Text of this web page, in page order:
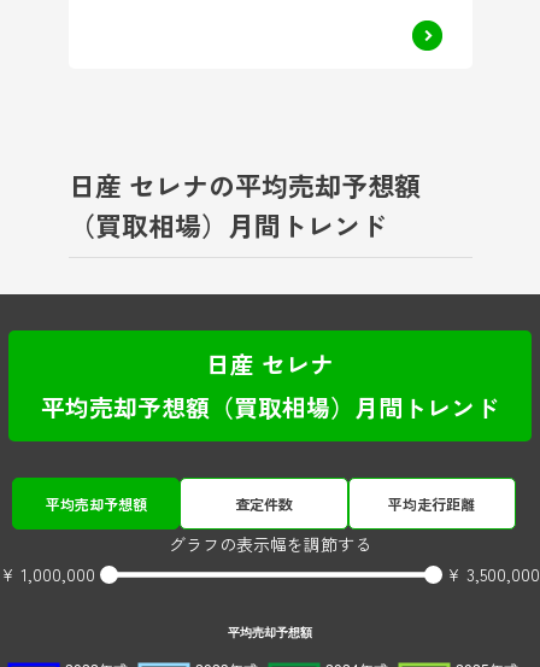
日産 セレナの平均売却予想額
（買取相場）月間トレンド
日産 セレナ
平均売却予想額（買取相場）月間トレンド
平均売却予想額 査定件数 平均走行距離
グラフの表示幅を調節する
¥ 1,000,000
¥ 3,500,000